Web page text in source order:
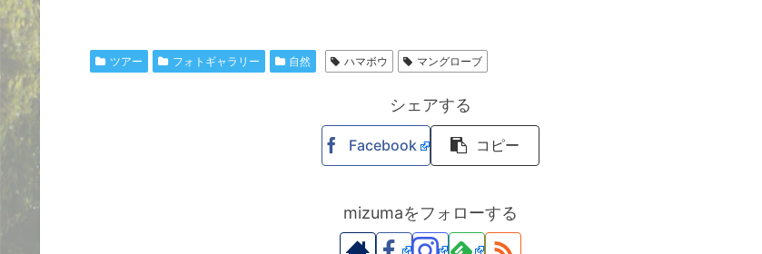
ツアー フォトギャラリー 自然 ハマボウ マングローブ
シェアする
Facebook コピー
mizumaをフォローする